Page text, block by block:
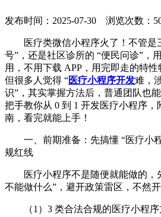
发布时间：2025-07-30 浏览次数：
医疗类微信小程序火了！不管是
号”，还是社区诊所的 “便民问诊”，
用，不用下载 APP，用完即走的特性
但很多人觉得 “医疗小程序开发难，
识”，其实掌握方法后，普通团队也
把手教你从 0 到 1 开发医疗小程序
南，看完就能上手！
一、前期准备：先搞懂 “医疗小
规红线
医疗小程序不是随便就能做的，
不能做什么”，避开政策雷区，不然
（1）3 类合法合规的医疗小程